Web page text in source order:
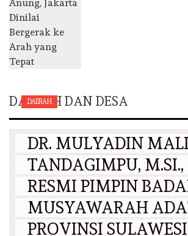
DAERAH DAN DESA
DAERAH
DR. MULYADIN
TANDAGIMPU, M.SI.,
RESMI PIMPIN
MUSYAWARAH
PROVINSI SULAWESI